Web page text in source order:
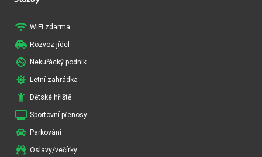
WiFi zdarma
Rozvoz jídel
Nekuřácký podnik
Letní zahrádka
Dětské hřiště
Sportovní přenosy
Parkování
Oslavy/večírky